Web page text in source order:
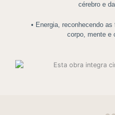
cérebro e
• Energia, reconhecendo
corpo, mente e